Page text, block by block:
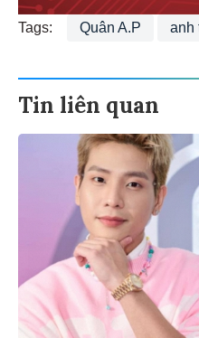
Tags: Quân A.P anh
Tin liên quan